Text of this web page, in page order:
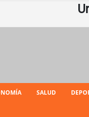
SALUD